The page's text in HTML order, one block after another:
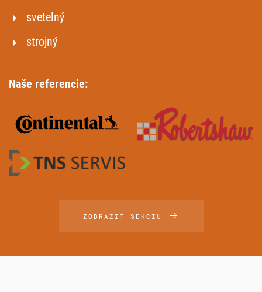
svetelný
strojný
Naše referencie:
ZOBRAZIŤ SEKCIU